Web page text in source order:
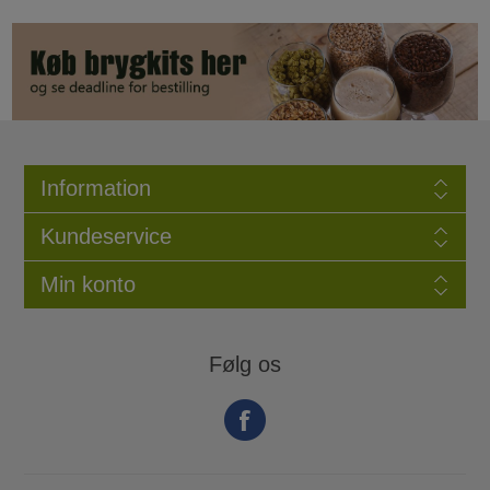
Information
Kundeservice
Min konto
Følg os